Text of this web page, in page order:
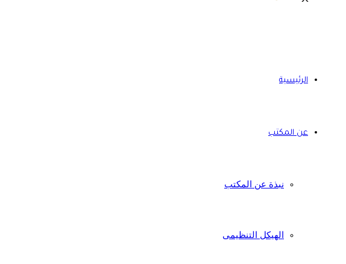
الرئيسية
عن المكتب
نبذة عن المكتب
الهيكل التنظيمى